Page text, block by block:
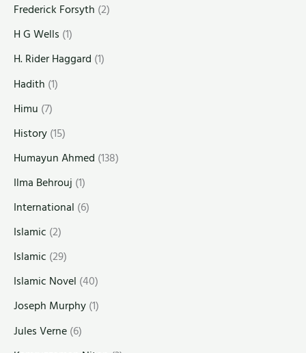
Frederick Forsyth (2)
H G Wells (1)
H. Rider Haggard (1)
Hadith (1)
Himu (7)
History(15)
Humayun Ahmed (138)
Ilma Behrouj (1)
International (6)
Islamic (2)
Islamic (29)
Islamic Novel (40)
Joseph Murphy(1)
Jules Verne(6)